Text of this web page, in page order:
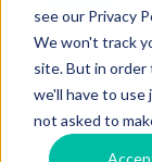
see our Privacy
We won't track
site. But in
we'll have to
not asked to
Livro
opção
3 min